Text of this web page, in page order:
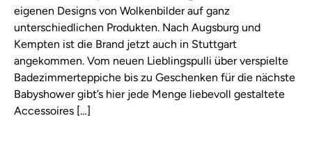
eigenen Designs von Wolkenbilder auf ganz
unterschiedlichen Produkten. Nach Augsburg und
Kempten ist die Brand jetzt auch in Stuttgart
angekommen. Vom neuen Lieblingspulli über verspielte
Badezimmerteppiche bis zu Geschenken für die nächste
Babyshower gibt’s hier jede Menge liebevoll gestaltete
Accessoires […]